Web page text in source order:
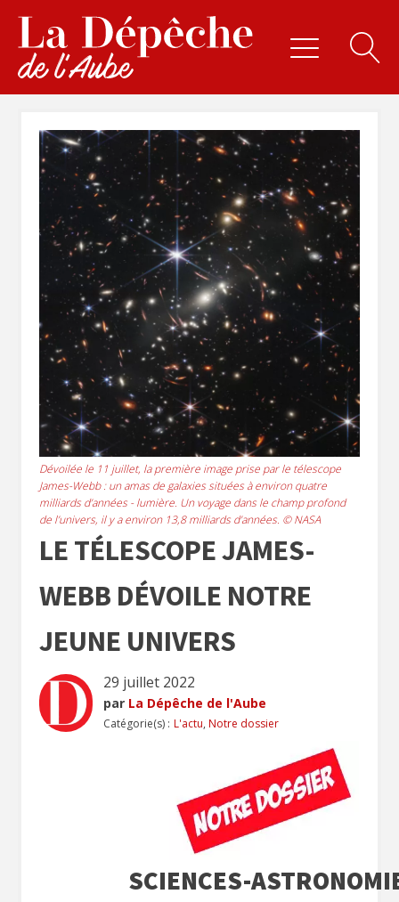
Dévoilée le 11 juillet, la première image prise par le télescope
James-Webb : un amas de galaxies situées à environ quatre
milliards d’années - lumière. Un voyage dans le champ profond
de l’univers, il y a environ 13,8 milliards d’années. © NASA
LE TÉLESCOPE JAMES-
WEBB DÉVOILE NOTRE
JEUNE UNIVERS
29 juillet 2022
par La Dépêche de l'Aube
Catégorie(s) : L'actu, Notre dossier
SCIENCES-